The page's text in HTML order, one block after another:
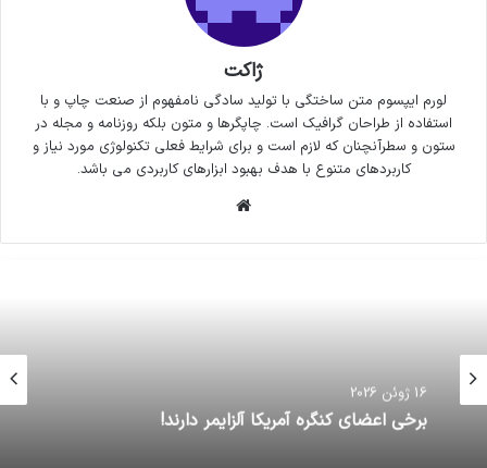
ژاکت
لورم ایپسوم متن ساختگی با تولید سادگی نامفهوم از صنعت چاپ و با
استفاده از طراحان گرافیک است. چاپگرها و متون بلکه روزنامه و مجله در
ستون و سطرآنچنان که لازم است و برای شرایط فعلی تکنولوژی مورد نیاز و
کاربردهای متنوع با هدف بهبود ابزارهای کاربردی می باشد.
16 ژوئن 2026
برخی اعضای کنگره آمریکا آلزایمر دارند!